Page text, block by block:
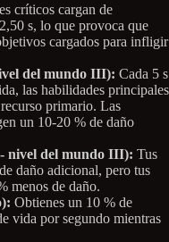
críticos cargan de
s, lo que provoca que
cargados para infligir
del mundo III): Cada 5 s
las habilidades principales
primario. Las
un 10-20 % de daño
nivel del mundo III): Tus
daño adicional, pero tus
menos de daño.
Obtienes un 10 % de
vida por segundo mientras